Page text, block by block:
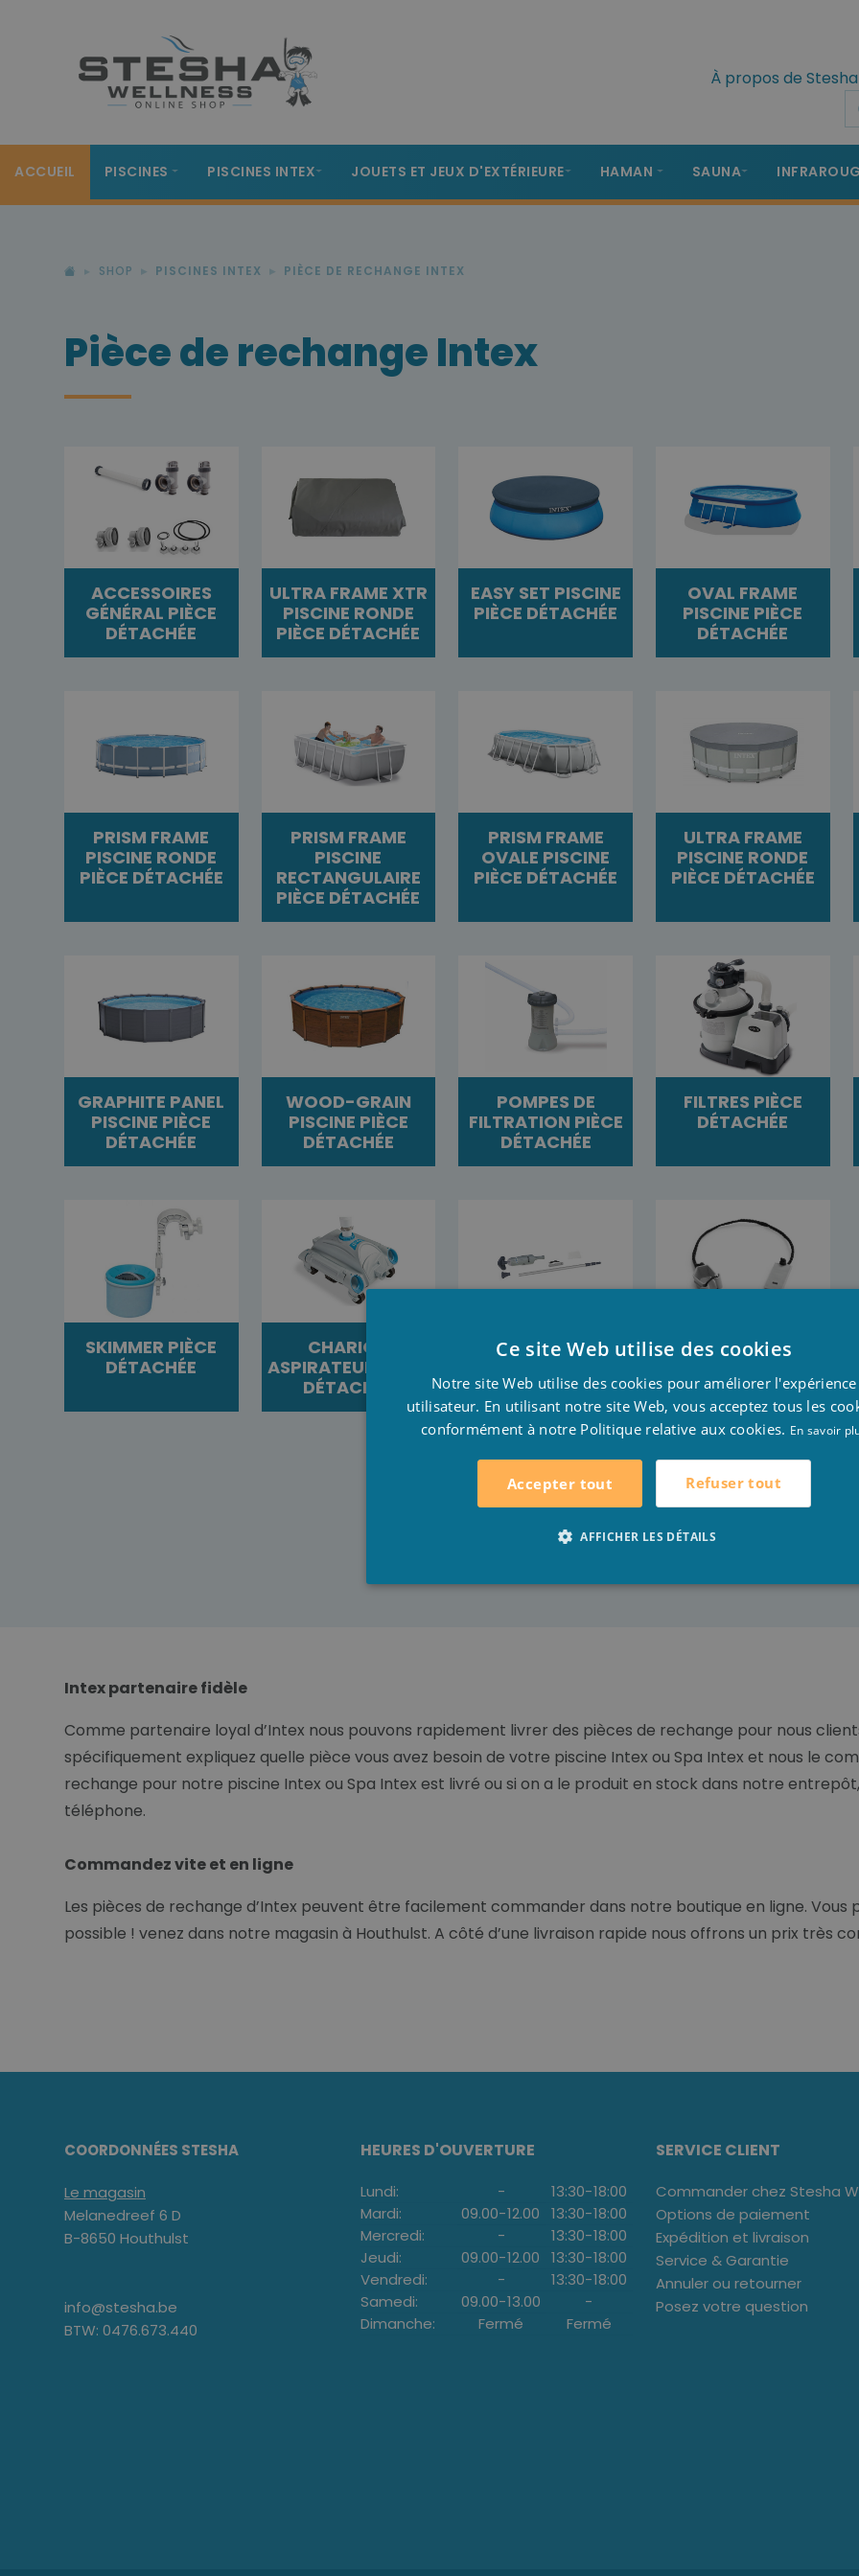
À propos de
ACCUEIL PISCINES PISCINES INTEX JOUETS ET JEUX D'EXTÉRIEURE HAMAN SAUNA
SHOP PISCINES INTEX PIÈCE DE RECHANGE INTEX
Pièce de rechange Intex
ACCESSOIRES
GÉNÉRAL PIÈCE
DÉTACHÉE
ULTRA FRAME XTR
PISCINE RONDE
PIÈCE DÉTACHÉE
EASY SET PISCINE
PIÈCE DÉTACHÉE
OVAL FRAME
PISCINE PIÈCE
DÉTACHÉE
PRISM FRAME
PISCINE RONDE
PIÈCE DÉTACHÉE
PRISM FRAME
PISCINE
RECTANGULAIRE
PIÈCE DÉTACHÉE
PRISM FRAME
OVALE PISCINE
PIÈCE DÉTACHÉE
ULTRA FRAME
PISCINE RONDE
PIÈCE DÉTACHÉE
GRAPHITE PANEL
PISCINE PIÈCE
DÉTACHÉE
WOOD-GRAIN
PISCINE PIÈCE
DÉTACHÉE
POMPES DE
FILTRATION PIÈCE
DÉTACHÉE
FILTRES PIÈCE
DÉTACHÉE
SKIMMER PIÈCE
DÉTACHÉE
CHARIOT
ASPIRATEUR PIÈCE
DÉTACHÉE
ASPIRATEUR
PIÈCE DÉTACHÉE
SYSTÈME
INTEX
Intex partenaire fidèle
Comme partenaire loyal d’Intex nous pouvons rapidement livrer des pièces de rechange pour nous
spécifiquement expliquez quelle pièce vous avez besoin de votre piscine Intex ou Spa Intex et nous le
rechange pour notre piscine Intex ou Spa Intex est livré ou si on a le produit en stock dans notre
téléphone.
Commandez vite et en ligne
Les pièces de rechange d’Intex peuvent être facilement commander dans notre boutique en ligne. Vous
possible ! venez dans notre magasin à Houthulst. A côté d’une livraison rapide nous offrons un prix très
COORDONNÉES STESHA
Le magasin
Melanedreef 6 D
B-8650 Houthulst
info@stesha.be
BTW: 0476.673.440
HEURES D'OUVERTURE
Lundi: - 13:30-18:00
Mardi:
09.00-12.00 13:30-18:00
Mercredi:
- 13:30-18:00
Jeudi:
09.00-12.00 13:30-18:00
Vendredi:
- 13:30-18:00
Samedi:
09.00-13.00
-
Dimanche:
Fermé Fermé
SERVICE CLIENT
Commander chez Stesha
Options de paiement
Expédition et livraison
Service & Garantie
Annuler ou retourner
Posez votre question
Ce site Web utilise des cookies
Notre site Web utilise des cookies pour améliorer l'expérience
utilisateur. En utilisant notre site Web, vous acceptez tous les
conformément à notre Politique relative aux cookies. En savoir
Accepter tout Refuser tout
AFFICHER LES DÉTAILS